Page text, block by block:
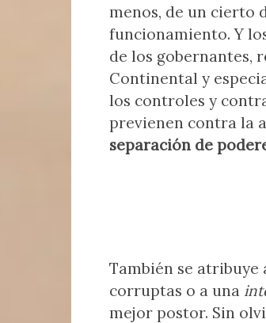
menos, de un cierto
funcionamiento. Y
de los gobernantes,
Continental y
los controles y
previenen contra la
separación de
También se atribuye
corruptas o a una
mejor postor. Sin